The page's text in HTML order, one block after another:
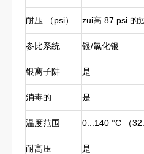
耐压 （psi） zui高 87 psi 的
参比系统 银/氯化银
银离子阱 是
消毒的 是
温度范围 0...140 °C （
耐高压 是